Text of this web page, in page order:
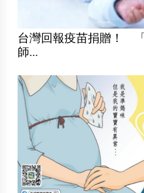
台灣回報疫苗捐贈！
師...